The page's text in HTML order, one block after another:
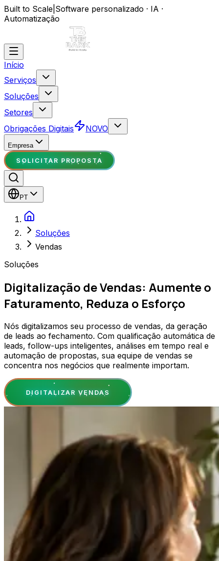
Built to Scale Software personalizado · IA ·
Automatização
Início
Serviços
Soluções
Setores
Obrigações Digitais
NOVO
Empresa
SOLICITAR PROPOSTA
PT
Soluções
Vendas
Soluções
Digitalização de Vendas: Aumente o
Faturamento, Reduza o Esforço
Nós digitalizamos seu processo de vendas, da geração
de leads ao fechamento. Com qualificação automática de
leads, follow-ups inteligentes, análises em tempo real e
automação de propostas, sua equipe de vendas se
concentra nos negócios que realmente importam.
DIGITALIZAR VENDAS